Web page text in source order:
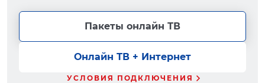
Пакеты онлайн ТВ
Онлайн ТВ + Интернет
УСЛОВИЯ ПОДКЛЮЧЕНИЯ